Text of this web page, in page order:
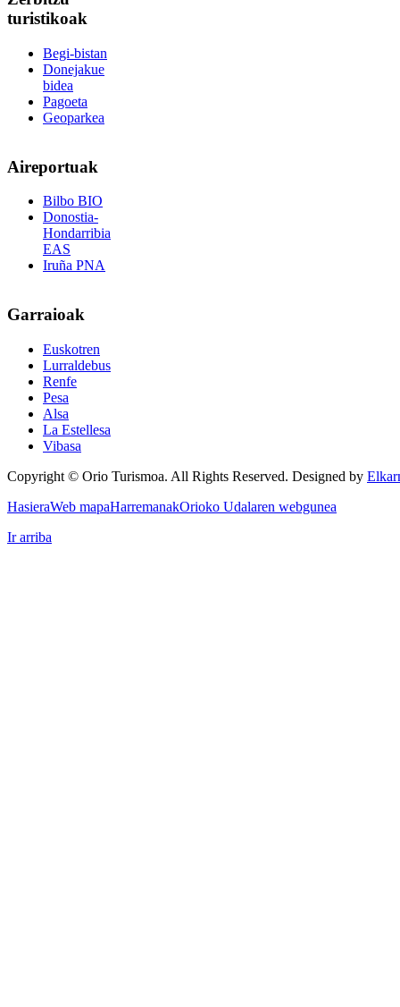
turistikoak
Begi-bistan
Donejakue
bidea
Pagoeta
Geoparkea
Aireportuak
Bilbo BIO
Donostia-
Hondarribia
EAS
Iruña PNA
Garraioak
Euskotren
Lurraldebus
Renfe
Pesa
Alsa
La Estellesa
Vibasa
Copyright © Orio Turismoa. All Rights Reserved. Designed by
HasieraWeb mapaHarremanakOrioko Udalaren webgunea
Ir arriba